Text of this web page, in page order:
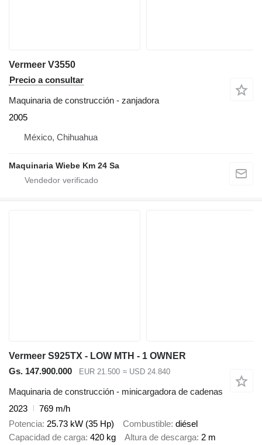
Vermeer V3550
Precio a consultar
Maquinaria de construcción - zanjadora
2005
México, Chihuahua
Maquinaria Wiebe Km 24 Sa
Vermeer S925TX - LOW MTH - 1 OWNER
Gs. 147.900.000
EUR 21.500 ≈ USD 24.840
Maquinaria de construcción - minicargadora de cadenas
2023
769 m/h
Potencia 25.73 kW (35 Hp) Combustible diésel
Capacidad de carga 420 kg Altura de descarga 2 m